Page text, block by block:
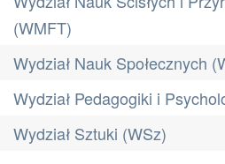
(WMFT)
Wydział Nauk Społecznych
Wydział Pedagogiki i
Wydział Sztuki (WSz)